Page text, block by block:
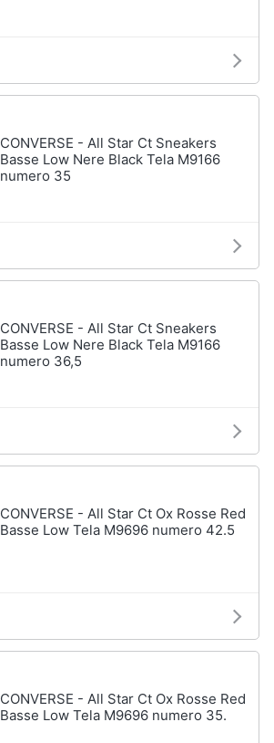
CONVERSE - All Star Ct Sneakers
Basse Low Nere Black Tela M9166
numero 35
CONVERSE - All Star Ct Sneakers
Basse Low Nere Black Tela M9166
numero 36,5
CONVERSE - All Star Ct Ox Rosse Red
Basse Low Tela M9696 numero 42.5
CONVERSE - All Star Ct Ox Rosse Red
Basse Low Tela M9696 numero 35.